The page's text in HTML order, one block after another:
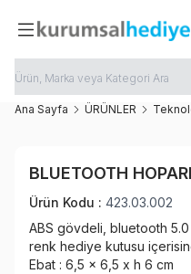
Ana Sayfa ÜRÜNLER
BLUETOOTH
Ürün Kodu : 423.03.002
ABS gövdeli, bluetooth 5.0
renk hediye kutusu
Ebat : 6,5 x 6,5 x h 6 cm